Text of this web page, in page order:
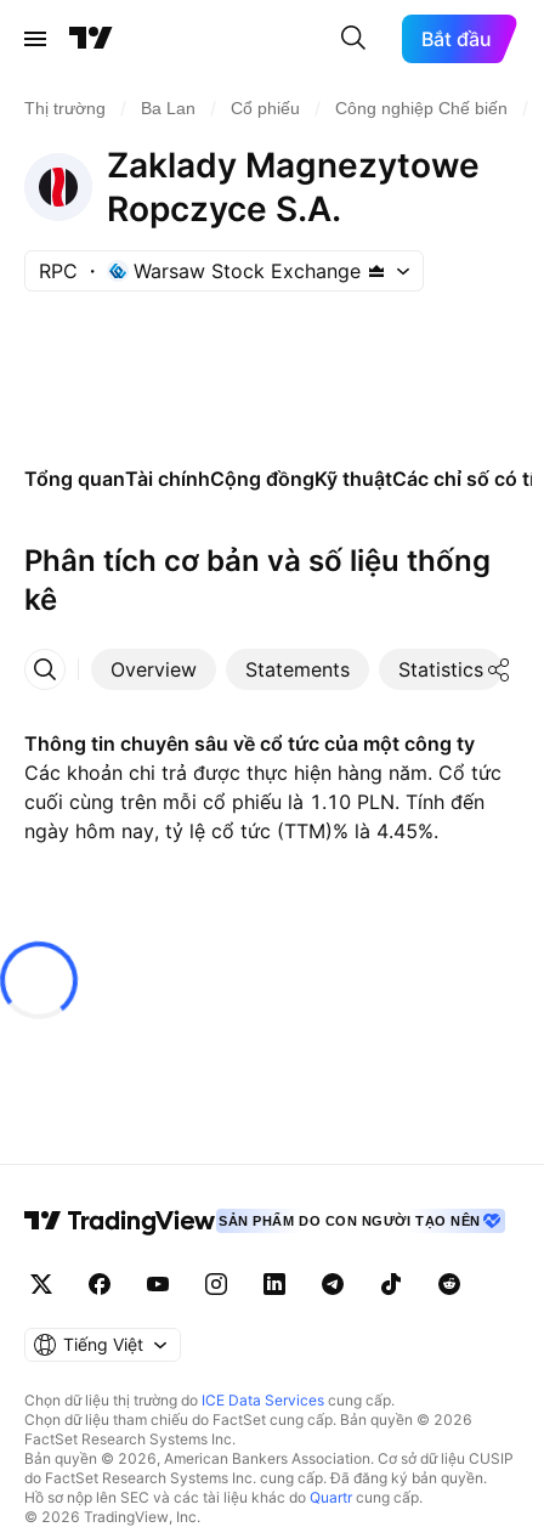
Bắt đầu
Thị trường Ba Lan Cổ phiếu Công nghiệp Chế biến
Zaklady Magnezytowe
Ropczyce S.A.
RPC Warsaw Stock Exchange
Tổng quanTài chínhCộng đồngKỹ thuậtCác chỉ số có
Phân tích cơ bản và số liệu thống
kê
Overview Statements Statistics
More
Thông tin chuyên sâu về cổ tức của một công ty
Các khoản chi trả được thực hiện hàng năm. Cổ tức
cuối cùng trên mỗi cổ phiếu là 1.10 PLN. Tính đến
ngày hôm nay, tỷ lệ cổ tức (TTM)% là 4.45%.
SẢN PHẨM DO CON NGƯỜI TẠO NÊN
Tiếng Việt
Chọn dữ liệu thị trường do ICE Data Services cung cấp.
Chọn dữ liệu tham chiếu do FactSet cung cấp. Bản quyền © 2026
FactSet Research Systems Inc.
Bản quyền © 2026, American Bankers Association. Cơ sở dữ liệu CUSIP
do FactSet Research Systems Inc. cung cấp. Đã đăng ký bản quyền.
Hồ sơ nộp lên SEC và các tài liệu khác do Quartrcung cấp.
© 2026 TradingView, Inc.